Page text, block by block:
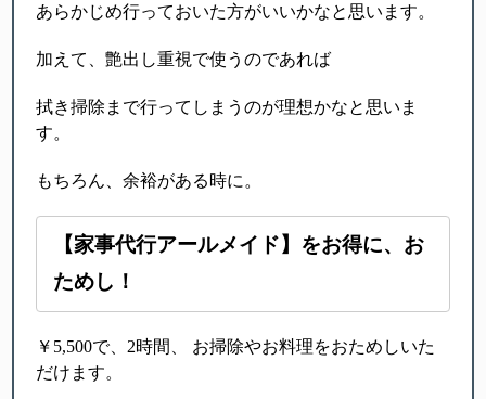
あらかじめ行っておいた方がいいかなと思います。
加えて、艶出し重視で使うのであれば
拭き掃除まで行ってしまうのが理想かなと思いま
す。
もちろん、余裕がある時に。
【家事代行アールメイド】をお得に、お
ためし！
￥5,500で、2時間、 お掃除やお料理をおためしいた
だけます。